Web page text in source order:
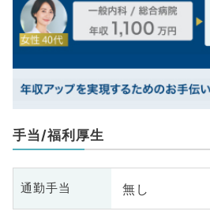
手当/福利厚生
通勤手当 無し